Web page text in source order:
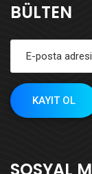
BÜLTEN